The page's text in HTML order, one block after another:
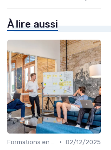
À lire aussi
Formations en ligne • 02/12/2025